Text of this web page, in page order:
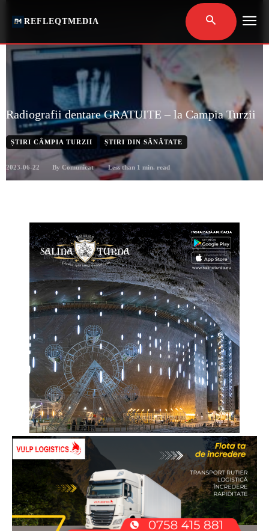
REFLEQTMEDIA
Radiografii dentare GRATUITE – la Campia Turzii
ȘTIRI CÂMPIA TURZII ȘTIRI DIN SĂNĂTATE
2023-06-22 By Comunicat Less than 1 min. read